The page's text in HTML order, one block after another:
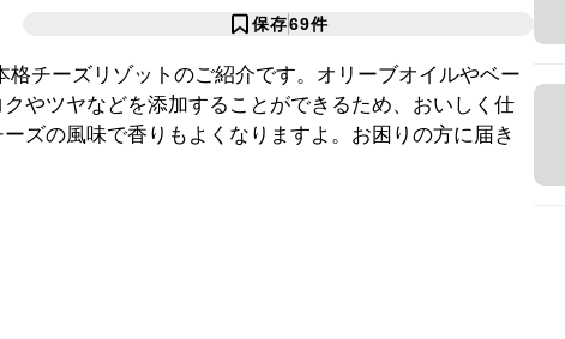
保存69件
チーズリゾットのご紹介です。オリーブオイルやベー
やツヤなどを添加することができるため、おいしく仕
ズの風味で香りもよくなりますよ。お困りの方に届き